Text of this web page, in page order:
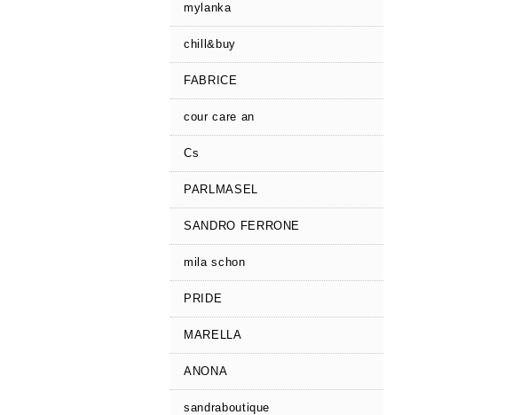
mylanka
chill&buy
FABRICE
cour care an
Cs
PARLMASEL
SANDRO FERRONE
mila schon
PRIDE
MARELLA
ANONA
sandraboutique